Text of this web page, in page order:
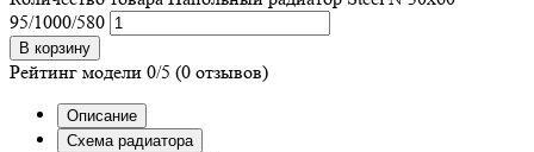
95/1000/580
В корзину
Рейтинг модели 0/5 (0 отзывов)
Описание
Схема радиатора